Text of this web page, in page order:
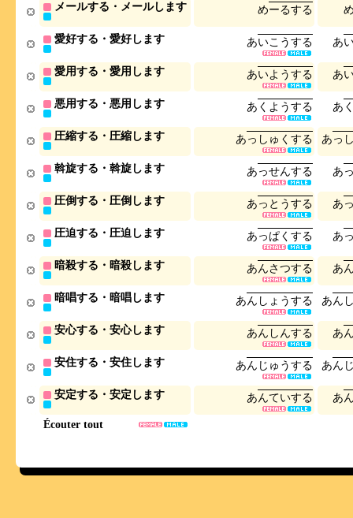
Écouter tout
メールする・メールします めーるする
愛好する・愛好します あいこ うする あ
愛用する・愛用します あいよ うする あ
悪用する・悪用します あ く よ うする あ
圧縮する・圧縮します あっ し ゅ く する あっ
斡旋する・斡旋します あっせんする あ
圧倒する・圧倒します あっ と うする あ
圧迫する・圧迫します あっぱく する あ
暗殺する・暗殺します あんさつする あ
暗唱する・暗唱します あん し ょ うする あん
安心する・安心します あん し んする あ
安住する・安住します あん じ ゅ うする あん
安定する・安定します あんていする あ